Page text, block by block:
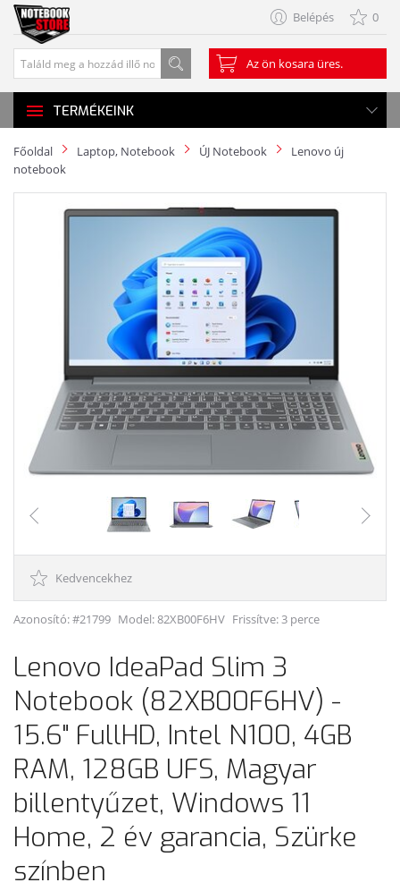
Belépés 0
Az ön kosara üres.
TERMÉKEINK
Főoldal Laptop, Notebook ÚJ Notebook
Lenovo új
notebook
Kedvencekhez
Azonosító: #21799 Model:82XB00F6HV Frissítve: 3 perce
Lenovo IdeaPad Slim 3
Notebook (82XB00F6HV) -
15.6" FullHD, Intel N100, 4GB
RAM, 128GB UFS, Magyar
billentyűzet, Windows 11
Home, 2 év garancia, Szürke
színben